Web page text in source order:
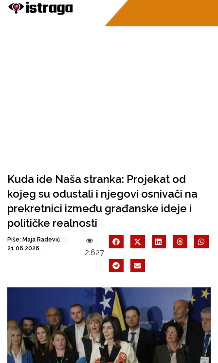
Kuda ide Naša stranka: Projekat od
kojeg su odustali i njegovi osnivači na
prekretnici između građanske ideje i
političke realnosti
Piše: Maja Radević
21.06.2026.
2.627